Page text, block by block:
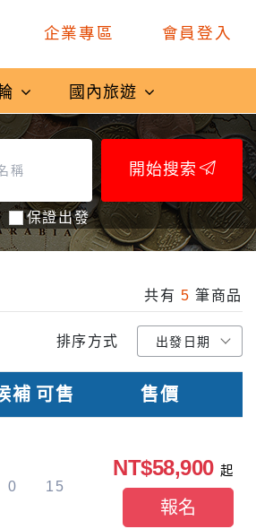
企業專區 會員登入
國內旅遊
保證出發
開始搜索
共有 5 筆商品
排序方式
補 可售 售價
0 15
NT$58,900 起
報名